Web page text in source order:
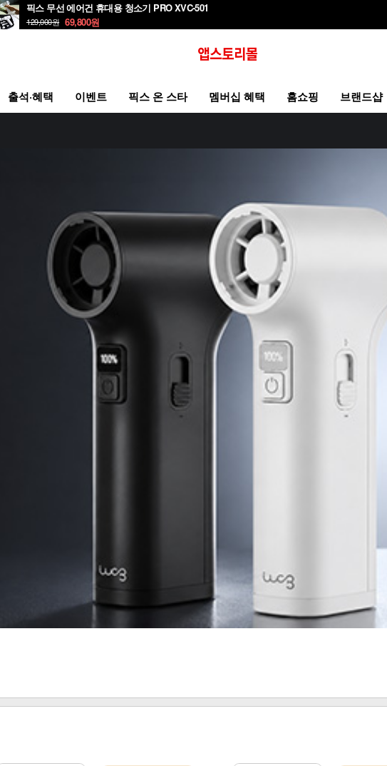
픽스 무선 에어건 휴대용 청소기 PRO XVC-501
129,000원 69,800원
출석·혜택 이벤트 픽스 온 스타 멤버십 혜택 홈쇼핑 브랜드샵